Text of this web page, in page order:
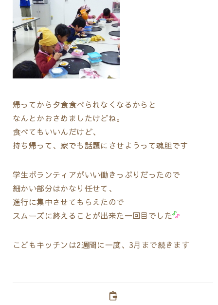
帰ってから夕食食べられなくなるからと
なんとかおさめましたけどね。
食べてもいいんだけど、
持ち帰って、家でも話題にさせようって魂胆です
学生ボランティアがいい働きっぷりだったので
細かい部分はかなり任せて、
進行に集中させてもらえたので
スムーズに終えることが出来た一回目でした
こどもキッチンは2週間に一度、3月まで続きます